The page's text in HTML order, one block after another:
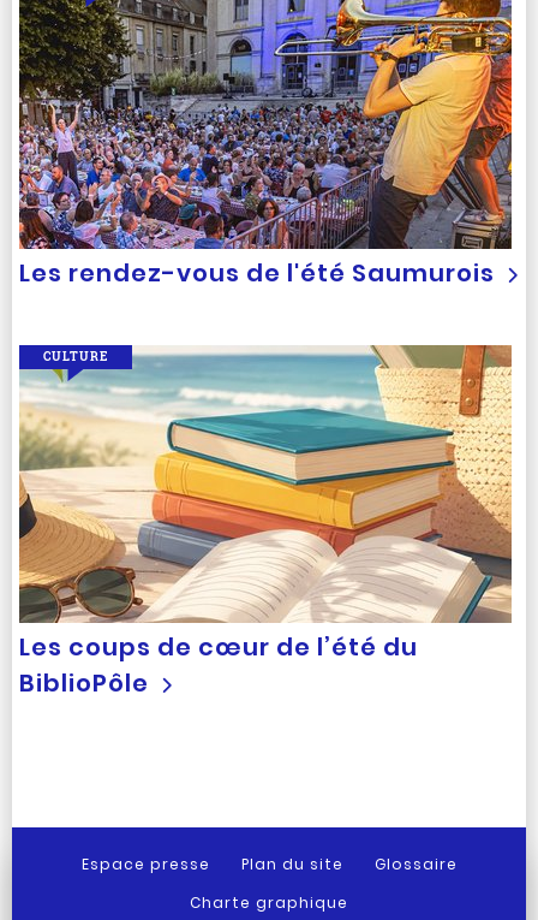
Les rendez-vous de l'été Saumurois
Les coups de cœur de l’été du
BiblioPôle
CULTURE
Espace presse Plan du site
Glossaire
Charte graphique